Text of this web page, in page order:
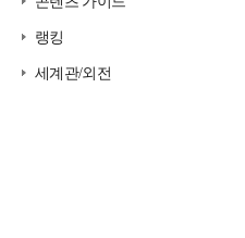
랭킹
세계관/외전